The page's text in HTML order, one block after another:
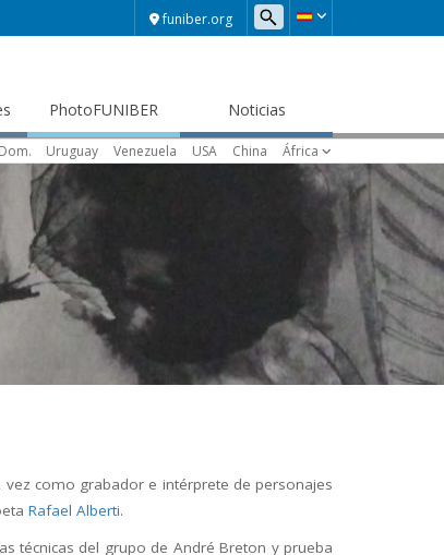
funiber.org
PhotoFUNIBER Noticias
Uruguay Venezuela USA China África
como grabador e intérprete de personajes
Rafael Alberti.
técnicas del grupo de André Breton y prueba